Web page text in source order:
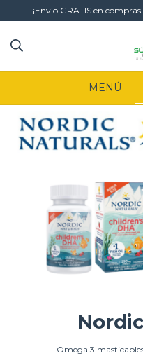
¡Envío GRATIS en
MENÚ
Omega 3